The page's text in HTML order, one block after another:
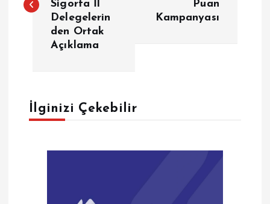
z
e
z
Sigorta İl
Delegelerin
den Ortak
Açıklama
Puan
Kampanyası
İlginizi Çekebilir